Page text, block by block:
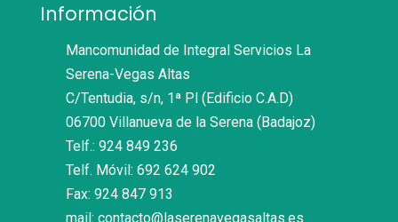
Información
Mancomunidad de Integral Servicios La
Serena-Vegas Altas
C/Tentudia, s/n, 1ª Pl (Edificio C.A.D)
06700 Villanueva de la Serena (Badajoz)
Telf.: 924 849 236
Telf. Móvil: 692 624 902
Fax: 924 847 913
mail: contacto@laserenavegasaltas.es